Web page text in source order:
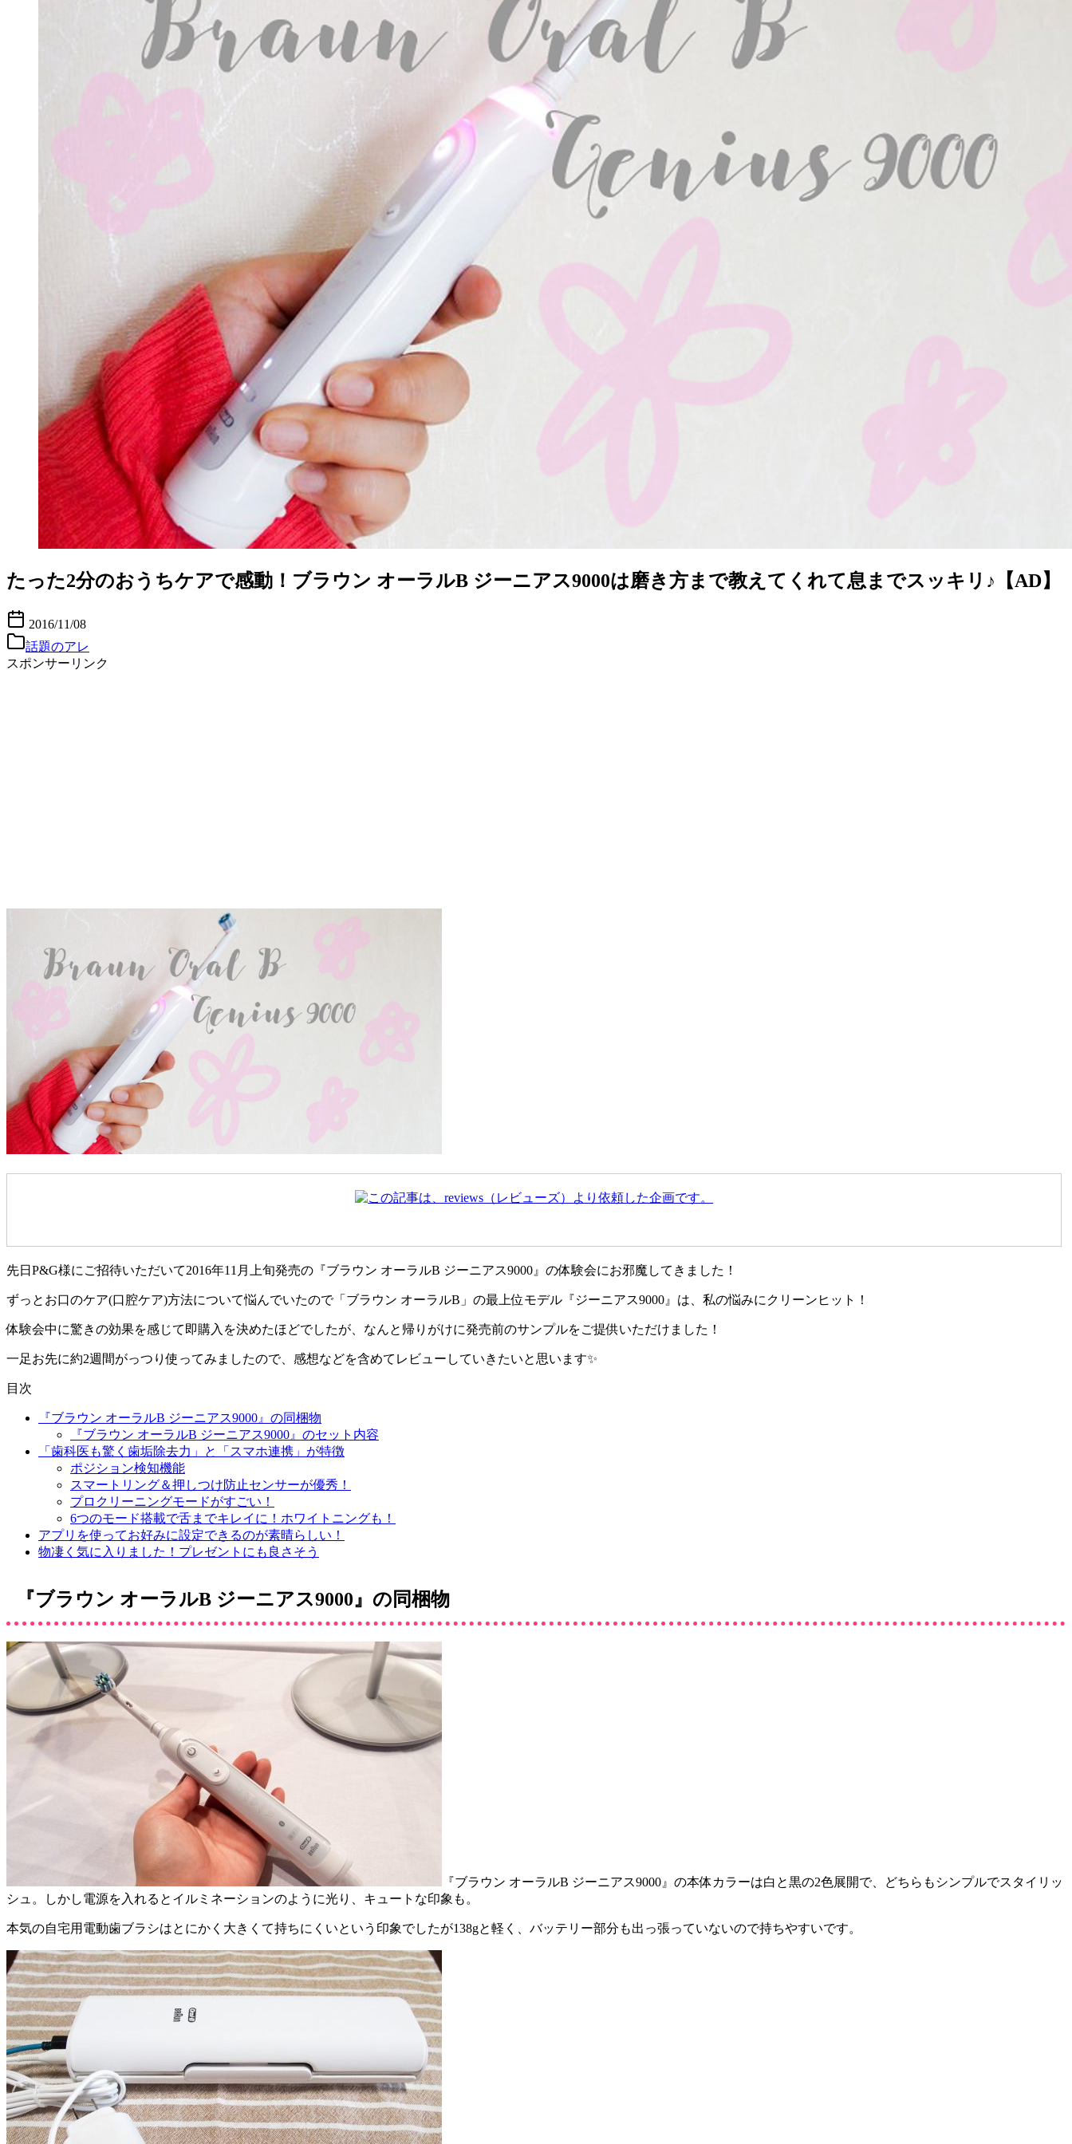
たった2分のおうちケアで感動！ブラウン オーラルB ジーニアス9000は磨き方まで教えてくれて息までスッキリ♪【AD】
2016/11/08
話題のアレ
スポンサーリンク
先日P&G様にご招待いただいて2016年11月上旬発売の『ブラウン オーラルB ジーニアス9000』の体験会にお邪魔してきました！
ずっとお口のケア(口腔ケア)方法について悩んでいたので「ブラウン オーラルB」の最上位モデル『ジーニアス9000』は、私の悩みにクリーンヒット！
体験会中に驚きの効果を感じて即購入を決めたほどでしたが、なんと帰りがけに発売前のサンプルをご提供いただけました！
一足お先に約2週間がっつり使ってみましたので、感想などを含めてレビューしていきたいと思います✨
目次
『ブラウン オーラルB ジーニアス9000』の同梱物
『ブラウン オーラルB ジーニアス9000』のセット内容
「歯科医も驚く歯垢除去力」と「スマホ連携」が特徴
ポジション検知機能
スマートリング＆押しつけ防止センサーが優秀！
プロクリーニングモードがすごい！
6つのモード搭載で舌までキレイに！ホワイトニングも！
アプリを使ってお好みに設定できるのが素晴らしい！
物凄く気に入りました！プレゼントにも良さそう
『ブラウン オーラルB ジーニアス9000』の同梱物
『ブラウン オーラルB ジーニアス9000』の本体カラーは白と黒の2色展開で、どちらもシンプルでスタイリッ
シュ。しかし電源を入れるとイルミネーションのように光り、キュートな印象も。
本気の自宅用電動歯ブラシはとにかく大きくて持ちにくいという印象でしたが138gと軽く、バッテリー部分も出っ張っていないので持ちやすいです。